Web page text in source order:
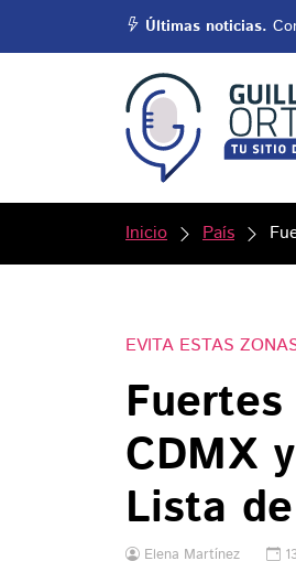
Últimas noticias.
Inicio País
EVITA ESTAS
CDMX
Lista
Elena Martínez